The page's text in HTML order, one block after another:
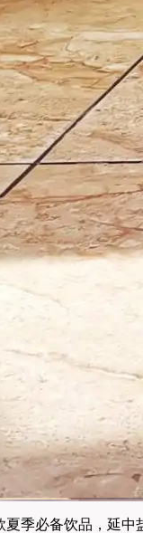
夏季必备饮品，延中